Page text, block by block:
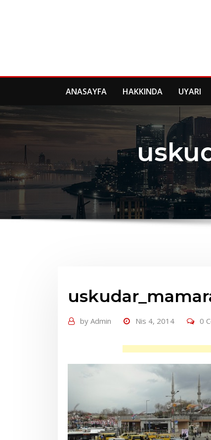
ANASAYFA HAKKINDA UYARI
by Admin Nis 4, 2014 0